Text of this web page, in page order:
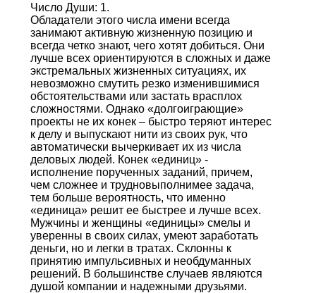
Число Души: 1.
Обладатели этого числа имени всегда
занимают активную жизненную позицию и
всегда четко знают, чего хотят добиться. Они
лучше всех ориентируются в сложных и даже
экстремальных жизненных ситуациях, их
невозможно смутить резко изменившимися
обстоятельствами или застать врасплох
сложностями. Однако «долгоиграющие»
проекты не их конек – быстро теряют интерес
к делу и выпускают нити из своих рук, что
автоматически вычеркивает их из числа
деловых людей. Конек «единиц» -
исполнение порученных заданий, причем,
чем сложнее и трудновыполнимее задача,
тем больше вероятность, что именно
«единица» решит ее быстрее и лучше всех.
Мужчины и женщины «единицы» смелы и
уверенны в своих силах, умеют заработать
деньги, но и легки в тратах. Склонны к
принятию импульсивных и необдуманных
решений. В большинстве случаев являются
душой компании и надежными друзьями.